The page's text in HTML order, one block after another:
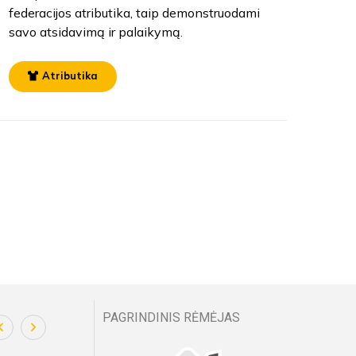
federacijos atributika, taip demonstruodami
savo atsidavimą ir palaikymą.
Atributika
PAGRINDINIS RĖMĖJAS